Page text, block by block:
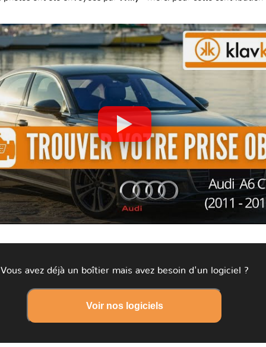
Vous avez déjà un boîtier mais avez besoin d'un logiciel ?
Voir nos logiciels